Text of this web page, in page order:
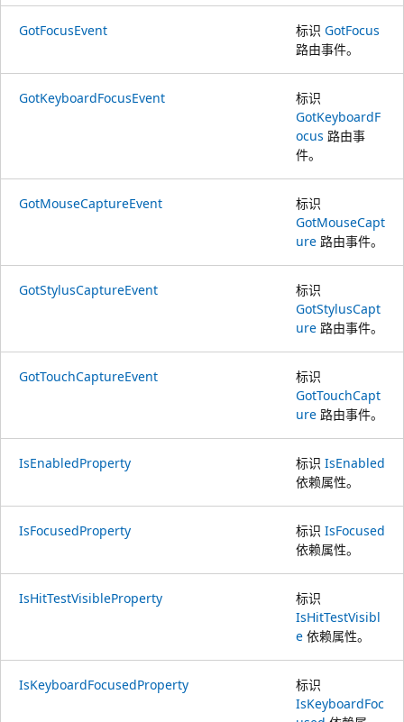
GotFocusEvent 标识 GotFocus
路由事件。
GotKeyboardFocusEvent
标识
GotKeyboardF
ocus 路由事
件。
GotMouseCaptureEvent
标识
GotMouseCapt
ure 路由事件。
GotStylusCaptureEvent
标识
GotStylusCapt
ure 路由事件。
GotTouchCaptureEvent
标识
GotTouchCapt
ure 路由事件。
IsEnabledProperty 标识 IsEnabled
依赖属性。
IsFocusedProperty 标识 IsFocused
依赖属性。
IsHitTestVisibleProperty
标识
IsHitTestVisibl
e 依赖属性。
IsKeyboardFocusedProperty
标识
IsKeyboardFoc